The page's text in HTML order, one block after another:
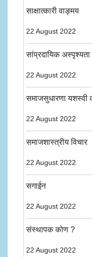
साक्षात्कारी वाङ्मय
22 August 2022
सांप्रदायिक अस्पृश्यता
22 August 2022
समाजसुधारणा यशस्वी
22 August 2022
समाजशास्त्रीय विचार
22 August 2022
सगाईन
22 August 2022
संस्थापक कोण ?
22 August 2022